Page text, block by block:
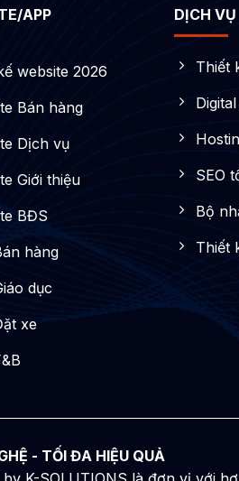
APP
website 2026
Bán hàng
Dịch vụ
Giới thiệu
BĐS
hàng
dục
xe
DỊCH VỤ
Thiết
SEO
Bộ
Thiết
- TỐI ĐA HIỆU QUẢ